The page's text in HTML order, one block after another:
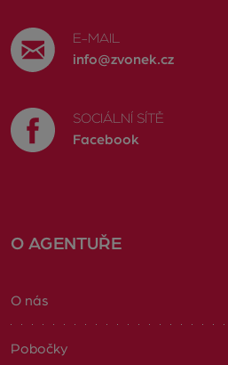
E-MAIL
info@zvonek.cz
SOCIÁLNÍ SÍTĚ
Facebook
O AGENTUŘE
O nás
Pobočky